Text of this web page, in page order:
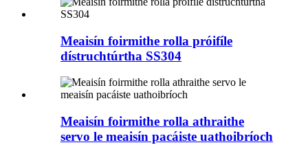
Meaisín foirmithe rolla próifíle
dístruchtúrtha SS304
Meaisín foirmithe rolla athraithe
servo le meaisín pacáiste uathoibríoch